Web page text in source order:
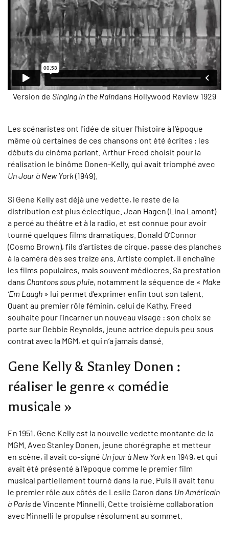
Version de Singing in the Raindans Hollywood Review 1929
Les scénaristes ont l'idée de situer l'histoire à l'époque
même où certaines de ces chansons ont été écrites : les
débuts du cinéma parlant. Arthur Freed choisit pour la
réalisation le binôme Donen-Kelly, qui avait triomphé avec
Un Jour à New York(1949).
Si Gene Kelly est déjà une vedette, le reste de la
distribution est plus éclectique. Jean Hagen (Lina Lamont)
a percé au théâtre et à la radio, et est connue pour avoir
tourné quelques films dramatiques. Donald O’Connor
(Cosmo Brown), fils d’artistes de cirque, passe des planches
à la caméra dès ses treize ans. Artiste complet, il enchaîne
les films populaires, mais souvent médiocres. Sa prestation
dans Chantons sous pluie, notamment la séquence de « Make
‘Em Laugh » lui permet d’exprimer enfin tout son talent.
Quant au premier rôle féminin, celui de Kathy, Freed
souhaite pour l’incarner un nouveau visage : son choix se
porte sur Debbie Reynolds, jeune actrice depuis peu sous
contrat avec la MGM, et qui n’a jamais dansé.
Gene Kelly & Stanley Donen :
réaliser le genre « comédie
musicale »
En 1951, Gene Kelly est la nouvelle vedette montante de la
MGM. Avec Stanley Donen, jeune chorégraphe et metteur
en scène, il avait co-signé Un jour à New York en 1949, et qui
avait été présenté à l'époque comme le premier film
musical partiellement tourné dans la rue. Puis il avait tenu
le premier rôle aux côtés de Leslie Caron dans Un Américain
à Paris de Vincente Minnelli. Cette troisième collaboration
avec Minnelli le propulse résolument au sommet.